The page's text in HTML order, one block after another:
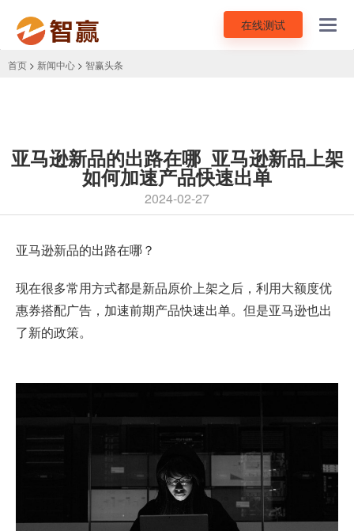
在线测试
首页 > 新闻中心 > 智赢头条
亚马逊新品的出路在哪_亚马逊新品上架
如何加速产品快速出单
2024-02-27
亚马逊新品的出路在哪？
现在很多常用方式都是新品原价上架之后，利用大额度优
惠券搭配广告，加速前期产品快速出单。但是亚马逊也出
了新的政策。